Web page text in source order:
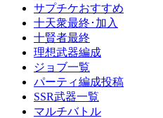
サプチケおすすめ
十天衆最終･加入
十賢者最終
理想武器編成
ジョブ一覧
パーティ編成投稿
SSR武器一覧
マルチバトル